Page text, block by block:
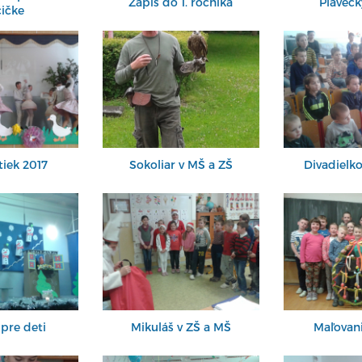
2017 Sokoliar v MŠ a ZŠ
deti Mikuláš v ZŠ a MŠ